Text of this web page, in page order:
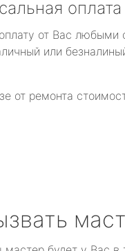
от Вас любыми
или
от ремонта